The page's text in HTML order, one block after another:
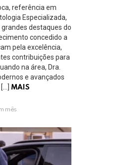
referência em
Especializada,
destaques do
concedido a
pela excelência,
contribuições para
na área, Dra.
e avançados
MAIS
mês